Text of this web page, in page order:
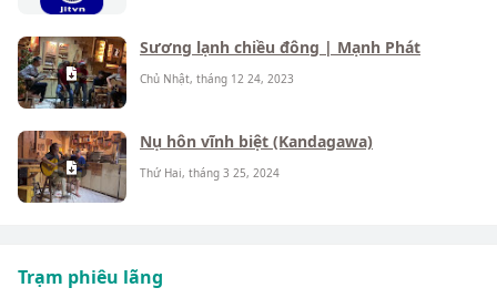
Sương lạnh chiều đông | Mạnh Phát
Chủ Nhật, tháng 12 24, 2023
Nụ hôn vĩnh biệt (Kandagawa)
Thứ Hai, tháng 3 25, 2024
Trạm phiêu lãng